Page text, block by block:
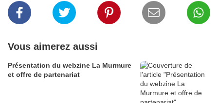
Vous aimerez aussi
Présentation du webzine La Murmure
et offre de partenariat